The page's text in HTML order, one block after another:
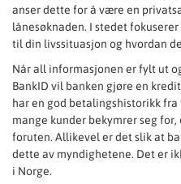
anser dette for å være en
lånesøknaden. I stedet
til din livssituasjon og hvordan
Når all informasjonen er fylt ut
BankID vil banken gjøre en
har en god betalingshistorikk
mange kunder bekymrer seg
foruten. Allikevel er det slik at
dette av myndighetene. Det er
i Norge.